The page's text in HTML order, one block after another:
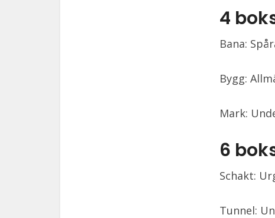
4
Bana:
Bygg:
Mark:
6
Schakt:
Tunnel: